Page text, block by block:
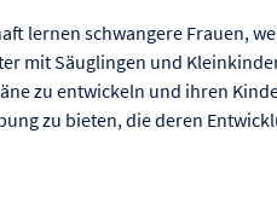
lernen schwangere Frauen,
mit Säuglingen und
zu entwickeln und ihren
zu bieten, die deren